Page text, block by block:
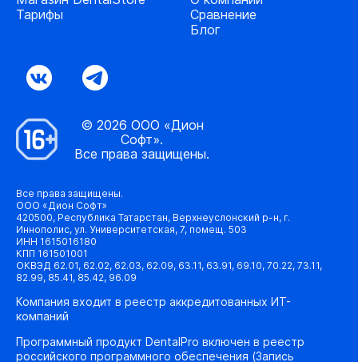
Тарифы
Сравнение
Блог
© 2026 ООО «Дион
Софт».
Все права защищены.
Все права защищены.
ООО «Дион Софт»
420500, Республика Татарстан, Верхнеуслонский р-н, г.
Иннополис, ул. Университетская, 7, помещ. 503
ИНН 1615016180
КПП 161501001
ОКВЭД 62.01, 62.02, 62.03, 62.09, 63.11, 63.91, 69.10, 70.22, 73.11,
82.99, 85.41, 85.42, 96.09
Компания входит в реестр аккредитованных ИТ-
компаний
Программный продукт DentalPro включен в реестр
российского программного обеспечения (Запись